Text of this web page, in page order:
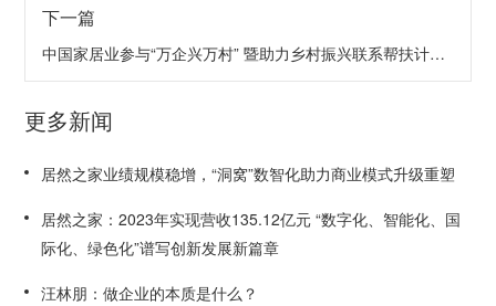
下一篇
中国家居业参与“万企兴万村” 暨助力乡村振兴联系帮扶计划首批启动签约在京举办
更多新闻
居然之家业绩规模稳增，“洞窝”数智化助力商业模式升级重塑
居然之家：2023年实现营收135.12亿元 “数字化、智能化、国
际化、绿色化”谱写创新发展新篇章
汪林朋：做企业的本质是什么？